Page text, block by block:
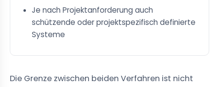
Je nach Projektanforderung auch
schützende oder projektspezifisch definierte
Systeme
Die Grenze zwischen beiden Verfahren ist nicht